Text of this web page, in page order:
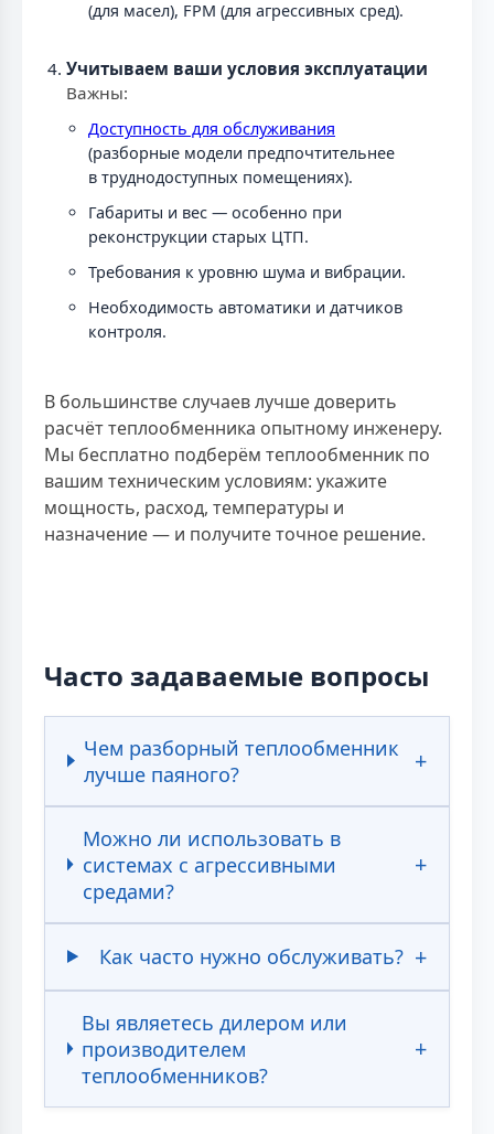
(для масел), FPM (для агрессивных сред).
Учитываем ваши условия эксплуатации
Важны:
Доступность для обслуживания
(разборные модели предпочтительнее
в труднодоступных помещениях).
Габариты и вес — особенно при
реконструкции старых ЦТП.
Требования к уровню шума и вибрации.
Необходимость автоматики и датчиков
контроля.
В большинстве случаев лучше доверить
расчёт теплообменника опытному инженеру.
Мы бесплатно подберём теплообменник по
вашим техническим условиям: укажите
мощность, расход, температуры и
назначение — и получите точное решение.
Часто задаваемые вопросы
Чем разборный теплообменник
лучше паяного?
Можно ли использовать в
системах с агрессивными
средами?
Как часто нужно обслуживать?
Вы являетесь дилером или
производителем
теплообменников?